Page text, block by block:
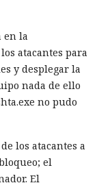
en la
atacantes para
y desplegar la
nada de ello
no pudo
los atacantes a
el
El